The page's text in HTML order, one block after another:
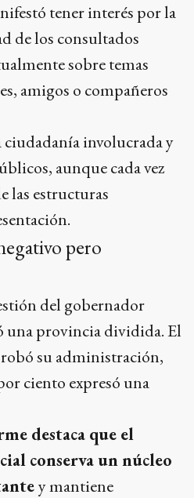
tener interés por la
de los consultados
sobre temas
amigos o compañeros
ciudadanía involucrada y
aunque cada vez
las estructuras
pero
del gobernador
una provincia dividida. El
su administración,
ciento expresó una
destaca que el
conserva un núcleo
y mantiene